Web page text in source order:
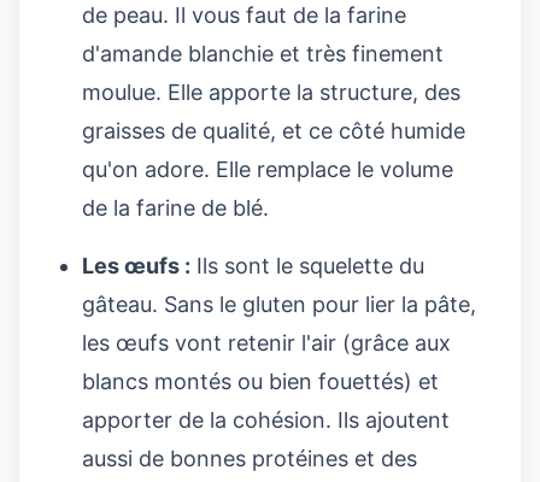
de peau. Il vous faut de la farine
d'amande blanchie et très finement
moulue. Elle apporte la structure, des
graisses de qualité, et ce côté humide
qu'on adore. Elle remplace le volume
de la farine de blé.
Les œufs : Ils sont le squelette du
gâteau. Sans le gluten pour lier la pâte,
les œufs vont retenir l'air (grâce aux
blancs montés ou bien fouettés) et
apporter de la cohésion. Ils ajoutent
aussi de bonnes protéines et des